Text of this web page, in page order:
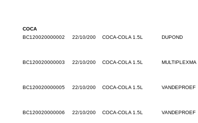
COCA
BC120020000002
22/10/200 COCA-COLA 1.5L DUPOND
BC120020000003
22/10/200 COCA-COLA 1.5L MULTIPLEXMA
BC120020000005
22/10/200 COCA-COLA 1.5L VANDEPROEF
BC120020000006
22/10/200 COCA-COLA 1.5L VANDEPROEF